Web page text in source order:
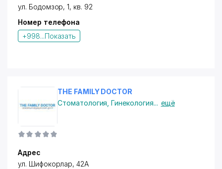
ул. Бодомзор, 1, кв. 92
Номер телефона
+998...Показать
THE FAMILY DOCTOR
Стоматология ,Гинекология... ещё
Адрес
ул. Шифокорлар, 42А